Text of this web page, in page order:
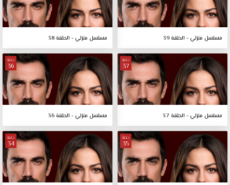
مسلسل منزلي - الحلقة 39 مسلسل منزلي - الحلقة 38
حلقة
37
مسلسل منزلي - الحلقة 37
حلقة
36
مسلسل منزلي - الحلقة 36
حلقة
35
حلقة
34